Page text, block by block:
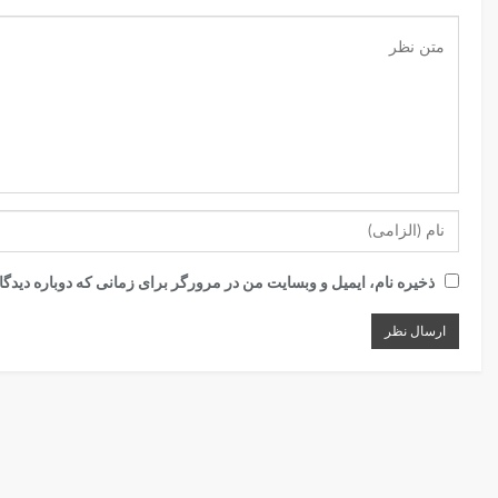
ذخیره نام، ایمیل و وبسایت من در مرورگر برای زمانی که دوباره